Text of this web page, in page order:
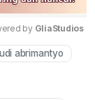
Mute
by GliaStudios
abrimantyo